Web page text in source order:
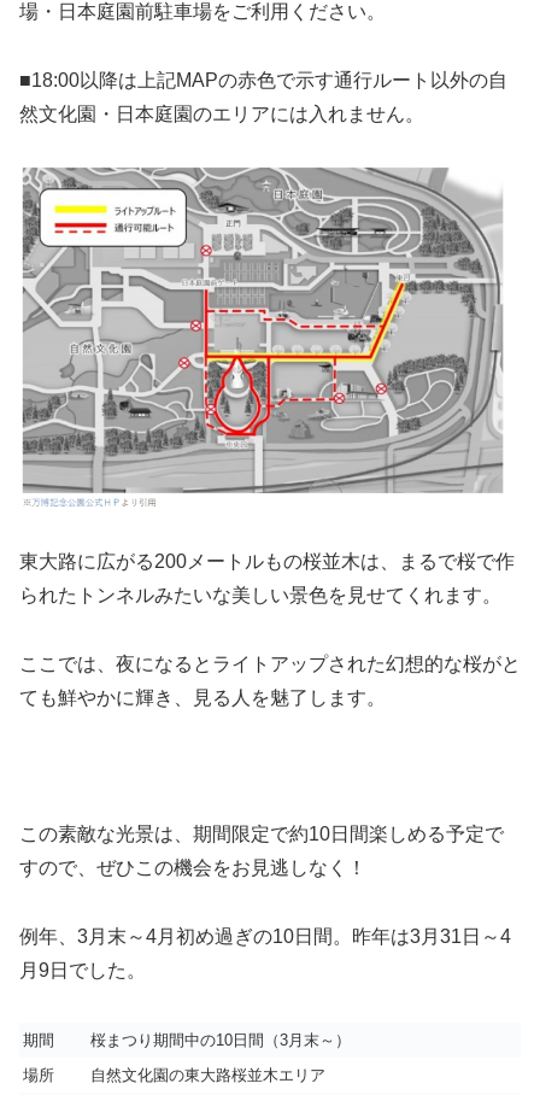
場・日本庭園前駐車場をご利用ください。
■18:00以降は上記MAPの赤色で示す通行ルート以外の自
然文化園・日本庭園のエリアには入れません。
東大路に広がる200メートルもの桜並木は、まるで桜で作
られたトンネルみたいな美しい景色を見せてくれます。
ここでは、夜になるとライトアップされた幻想的な桜がと
ても鮮やかに輝き、見る人を魅了します。
この素敵な光景は、期間限定で約10日間楽しめる予定で
すので、ぜひこの機会をお見逃しなく！
例年、3月末～4月初め過ぎの10日間。昨年は3月31日～4
月9日でした。
期間
桜まつり期間中の10日間（3月末～）
場所
自然文化園の東大路桜並木エリア